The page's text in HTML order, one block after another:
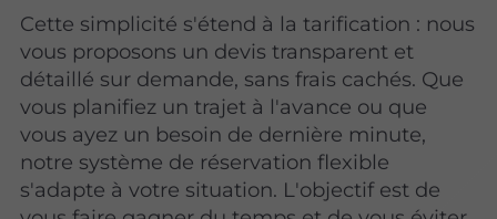
Cette simplicité s'étend à la tarification : nous
vous proposons un devis transparent et
détaillé sur demande, sans frais cachés. Que
vous planifiez un trajet à l'avance ou que
vous ayez un besoin de dernière minute,
notre système de réservation flexible
s'adapte à votre situation. L'objectif est de